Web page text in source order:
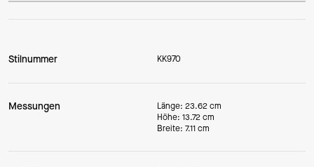
Stilnummer KK970
Messungen
Länge: 23.62 cm
Höhe: 13.72 cm
Breite: 7.11 cm